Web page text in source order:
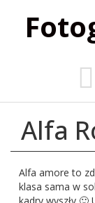
Alfa
Alfa amore to
klasa sama w